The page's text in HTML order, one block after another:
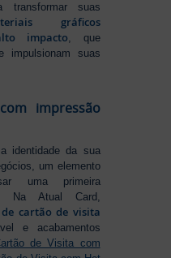
transformar suas
gráficos
impacto, que
impulsionam suas
impressão
identidade da sua
um elemento
uma primeira
Na Atual Card,
de cartão de visita
e acabamentos
de Visita com